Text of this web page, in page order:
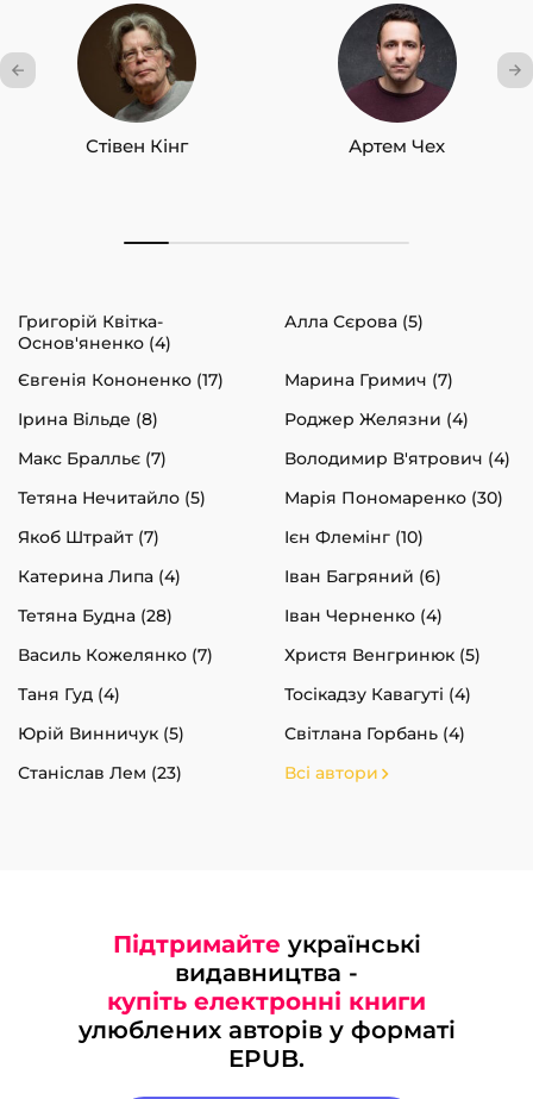
Стівен Кінг Артем Чех
Григорій Квітка-
Основ'яненко (4)
Алла Сєрова (5)
Євгенія Кононенко (17)
Марина Гримич (7)
Ірина Вільде (8)
Роджер Желязни (4)
Макс Бралльє (7)
Володимир В'ятрович (4)
Тетяна Нечитайло (5)
Марія Пономаренко (30)
Якоб Штрайт (7)
Ієн Флемінг (10)
Катерина Липа (4)
Іван Багряний (6)
Тетяна Будна (28)
Іван Черненко (4)
Василь Кожелянко (7)
Христя Венгринюк (5)
Таня Гуд (4)
Тосікадзу Кавагуті (4)
Юрій Винничук (5)
Світлана Горбань (4)
Станіслав Лем (23)
Всі автори
Підтримайте українські
видавництва -
купіть електронні книги
улюблених авторів у форматі
EPUB.